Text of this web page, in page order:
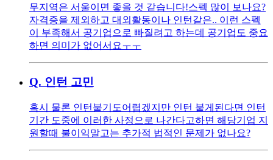
무지역은 서울이면 좋을 것 같습니다! ​ 스펙 많이 보나요?
자격증을 제외하고 대외활동이나 인턴같은.. 이런 스펙
이 부족해서 공기업으로 빠질려고 하는데 공기업도 중요
하면 의미가 없어서요ㅜㅜ
Q. 인턴 고민
혹시 물론 인턴붙기도어렵겠지만 인턴 붙게된다면 인턴
기간 도중에 이러한 사정으로 나간다고하면 해당기업 지
원할때 불이익말고는 추가적 법적인 문제가 없나요?